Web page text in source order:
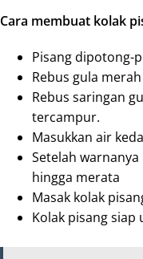
Cara membuat kolak
Pisang dipotong-
Rebus gula
Rebus saringan
tercampur.
Masukkan air
Setelah
hingga merata
Masak kolak
Kolak pisang siap